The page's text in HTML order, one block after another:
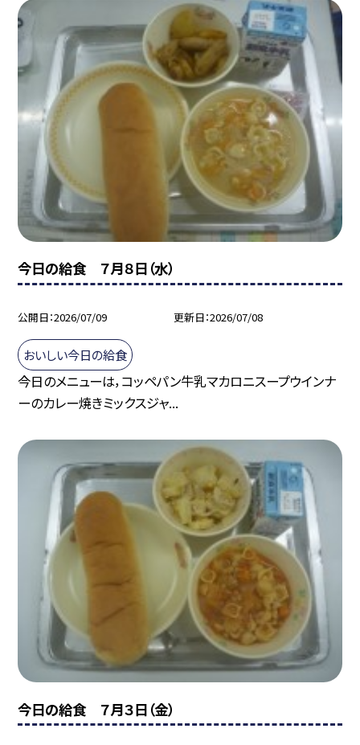
今日の給食 ７月８日（水）
公開日 2026/07/09 更新日 2026/07/08
おいしい今日の給食
今日のメニューは，コッペパン牛乳マカロニスープウインナ
ーのカレー焼きミックスジャ...
今日の給食 ７月３日（金）